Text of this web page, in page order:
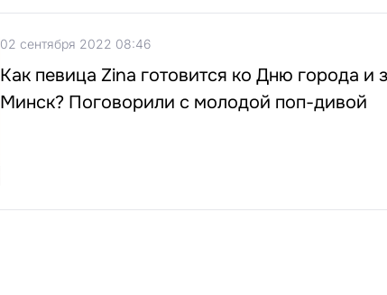
02 сентября 2022 08:46
Как певица Zina готовится ко Дню города и
Минск? Поговорили с молодой поп-дивой